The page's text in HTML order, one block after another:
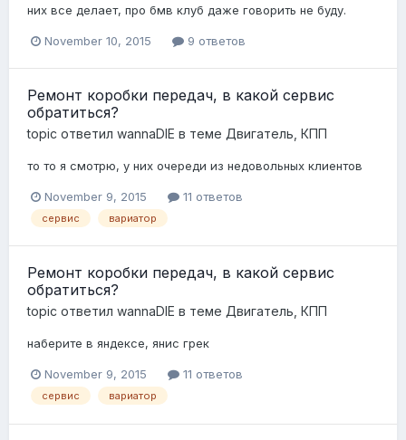
них все делает, про бмв клуб даже говорить не буду.
November 10, 2015 9 ответов
Ремонт коробки передач, в какой сервис
обратиться?
topic ответил wannaDIE в теме Двигатель, КПП
то то я смотрю, у них очереди из недовольных клиентов
November 9, 2015 11 ответов
сервис вариатор
Ремонт коробки передач, в какой сервис
обратиться?
topic ответил wannaDIE в теме Двигатель, КПП
наберите в яндексе, янис грек
November 9, 2015 11 ответов
сервис вариатор